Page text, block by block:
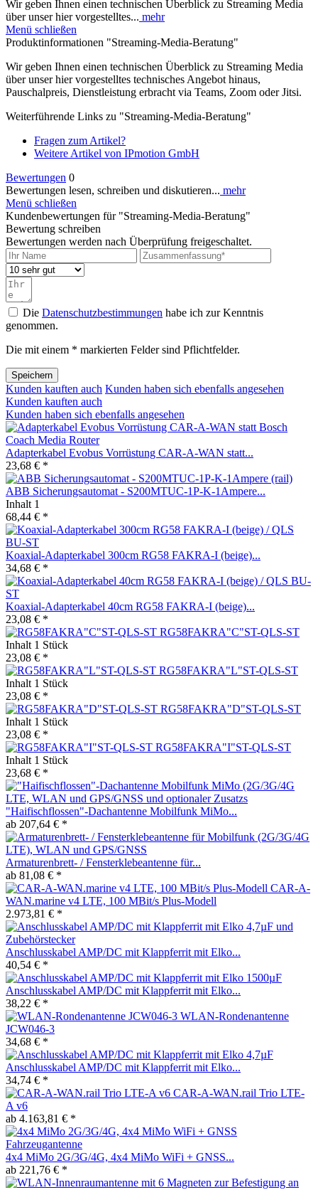
Wir geben Ihnen einen technischen Überblick zu Streaming Media
über unser hier vorgestelltes... mehr
Menü schließen
Produktinformationen "Streaming-Media-Beratung"
Wir geben Ihnen einen technischen Überblick zu Streaming Media
über unser hier vorgestelltes technisches Angebot hinaus,
Pauschalpreis, Dienstleistung erbracht via Teams, Zoom oder Jitsi.
Weiterführende Links zu "Streaming-Media-Beratung"
Fragen zum Artikel?
Weitere Artikel von IPmotion GmbH
Bewertungen 0
Bewertungen lesen, schreiben und diskutieren... mehr
Menü schließen
Kundenbewertungen für "Streaming-Media-Beratung"
Bewertung schreiben
Bewertungen werden nach Überprüfung freigeschaltet.
Die Datenschutzbestimmungen habe ich zur Kenntnis
genommen.
Die mit einem * markierten Felder sind Pflichtfelder.
Speichern
Kunden kauften auch Kunden haben sich ebenfalls angesehen
Kunden kauften auch
Kunden haben sich ebenfalls angesehen
Adapterkabel Evobus Vorrüstung CAR-A-WAN statt...
23,68 € *
ABB Sicherungsautomat - S200MTUC-1P-K-1Ampere...
Inhalt 1
68,44 € *
Koaxial-Adapterkabel 300cm RG58 FAKRA-I (beige)...
34,68 € *
Koaxial-Adapterkabel 40cm RG58 FAKRA-I (beige)...
23,08 € *
RG58FAKRA"C"ST-QLS-ST
Inhalt 1 Stück
23,08 € *
RG58FAKRA"L"ST-QLS-ST
Inhalt 1 Stück
23,08 € *
RG58FAKRA"D"ST-QLS-ST
Inhalt 1 Stück
23,08 € *
RG58FAKRA"I"ST-QLS-ST
Inhalt 1 Stück
23,68 € *
"Haifischflossen"-Dachantenne Mobilfunk MiMo...
ab 207,64 € *
Armaturenbrett- / Fensterklebeantenne für...
ab 81,08 € *
CAR-A-
WAN.marine v4 LTE, 100 MBit/s Plus-Modell
2.973,81 € *
Anschlusskabel AMP/DC mit Klappferrit mit Elko...
40,54 € *
Anschlusskabel AMP/DC mit Klappferrit mit Elko...
38,22 € *
WLAN-Rondenantenne
JCW046-3
34,68 € *
Anschlusskabel AMP/DC mit Klappferrit mit Elko...
34,74 € *
CAR-A-WAN.rail Trio LTE-
A v6
ab 4.163,81 € *
4x4 MiMo 2G/3G/4G, 4x4 MiMo WiFi + GNSS...
ab 221,76 € *